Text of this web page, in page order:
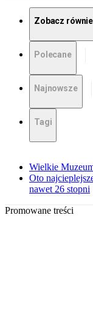
Zobacz
Polecane
Najnowsze
Tagi
Wielkie
Oto
nawet 26 stopni
Promowane treści